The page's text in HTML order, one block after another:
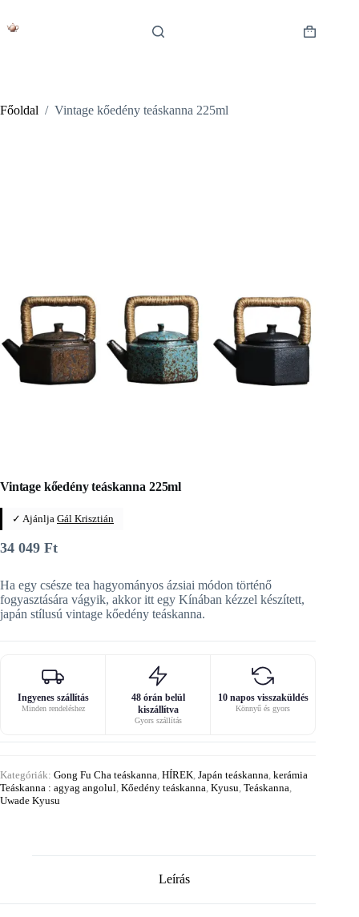
content
Shopping
Főoldal / Vintage kőedény teáskanna 225ml
Vintage kőedény teáskanna 225ml
✓ Ajánlja Gál Krisztián
34 049 Ft
Ha egy csésze tea hagyományos ázsiai módon történő
fogyasztására vágyik, akkor itt egy Kínában kézzel készített,
japán stílusú vintage kőedény teáskanna.
Ingyenes szállítás
Minden rendeléshez
48 órán belül
kiszállítva
Gyors szállítás
10 napos visszaküldés
Könnyű és gyors
Kategóriák: Gong Fu Cha teáskanna HÍREK Japán teáskanna kerámia
Teáskanna : agyag angolul Kőedény teáskanna Kyusu Teáskanna
Uwade Kyusu
Leírás